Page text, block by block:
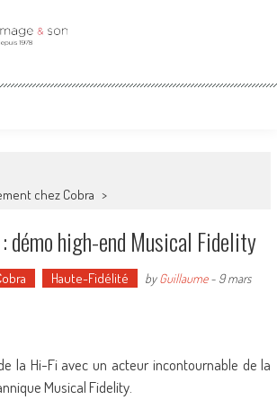
chez Cobra >
démo high-end Musical Fidelity
Haute-Fidélité byGuillaume- 9 mars
la Hi-Fi avec un acteur incontournable de la
Musical Fidelity.